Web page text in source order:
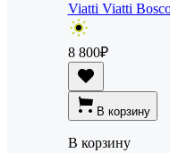
Viatti Viatti
8 800₽
В корзину
В корзину